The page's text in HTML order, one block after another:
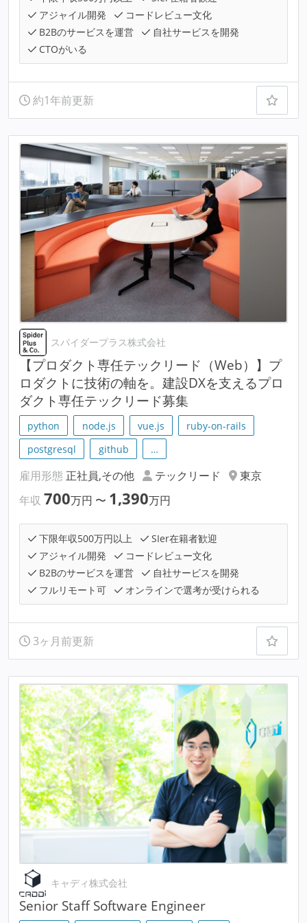
アジャイル開発
コードレビュー文化
B2Bのサービスを運営
自社サービスを開発
CTOがいる
約1年前更新
スパイダープラス株式会社
【プロダクト専任テックリード（Web）】プ
ロダクトに技術の軸を。建設DXを支えるプロ
ダクト専任テックリード募集
python node.js vue.js
ruby-on-rails
postgresql
github …
雇用形態 正社員,その他 テックリード
東京
年収 700万円 〜 1,390万円
下限年収500万円以上
SIer在籍者歓迎
アジャイル開発
コードレビュー文化
B2Bのサービスを運営
自社サービスを開発
フルリモート可
オンラインで選考が受けられる
3ヶ月前更新
キャディ株式会社
Senior Staff Software Engineer